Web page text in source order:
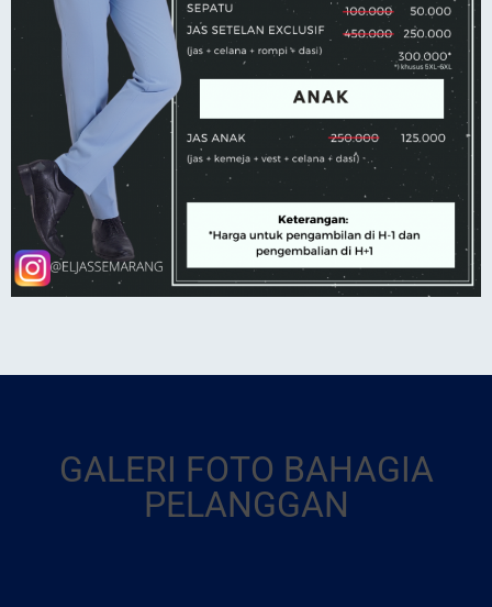
GALERI FOTO BAHAGIA
PELANGGAN